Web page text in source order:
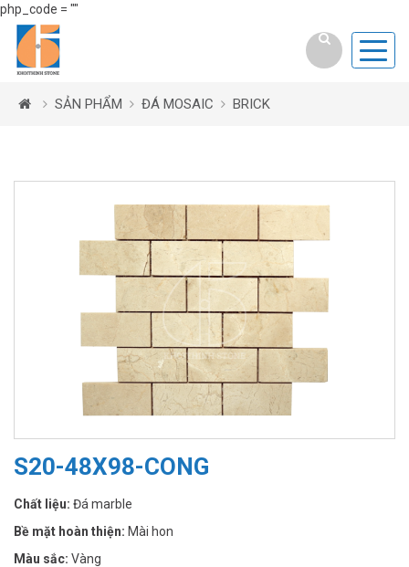
php_code = ""
SẢN PHẨM ĐÁ MOSAIC BRICK
S20-48X98-CONG
Chất liệu: Đá marble
Bề mặt hoàn thiện: Mài hon
Màu sắc: Vàng